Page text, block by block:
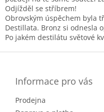
Odjížděl se stříbrem!
Obrovským úspěchem byla
Destillata. Bronz si odnesla
Po jakém destilátu světové
Informace pro vás
Prodejna